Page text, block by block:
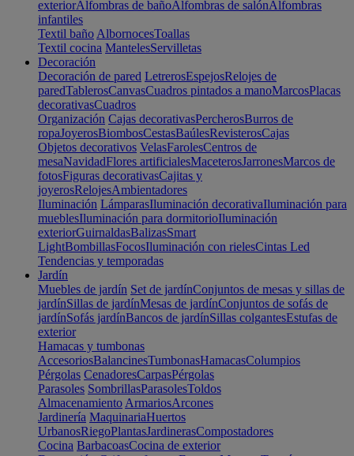
exteriorAlfombras de bañoAlfombras de salónAlfombras
infantiles
Textil baño AlbornocesToallas
Textil cocina MantelesServilletas
Decoración
Decoración de pared LetrerosEspejosRelojes de
paredTablerosCanvasCuadros pintados a manoMarcosPlacas
decorativasCuadros
Organización Cajas decorativasPercherosBurros de
ropaJoyerosBiombosCestasBaúlesRevisterosCajas
Objetos decorativos VelasFarolesCentros de
mesaNavidadFlores artificialesMaceterosJarronesMarcos de
fotosFiguras decorativasCajitas y
joyerosRelojesAmbientadores
Iluminación LámparasIluminación decorativaIluminación para
mueblesIluminación para dormitorioIluminación
exteriorGuirnaldasBalizasSmart
LightBombillasFocosIluminación con rielesCintas Led
Tendencias y temporadas
Jardín
Muebles de jardín Set de jardínConjuntos de mesas y sillas de
jardínSillas de jardínMesas de jardínConjuntos de sofás de
jardínSofás jardínBancos de jardínSillas colgantesEstufas de
exterior
Hamacas y tumbonas
AccesoriosBalancinesTumbonasHamacasColumpios
Pérgolas CenadoresCarpasPérgolas
Parasoles SombrillasParasolesToldos
Almacenamiento ArmariosArcones
Jardinería MaquinariaHuertos
UrbanosRiegoPlantasJardinerasCompostadores
Cocina BarbacoasCocina de exterior